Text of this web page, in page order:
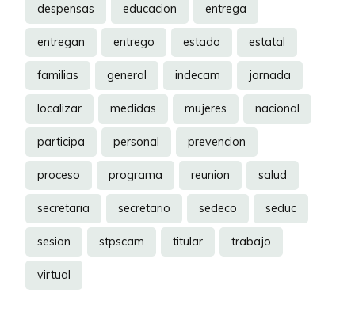
despensas educacion entrega
entregan entrego estado estatal
familias general indecam jornada
localizar medidas mujeres nacional
participa personal prevencion
proceso programa reunion salud
secretaria secretario sedeco seduc
sesion stpscam titular trabajo
virtual